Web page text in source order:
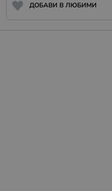
ДОБАВИ В ЛЮБИМИ